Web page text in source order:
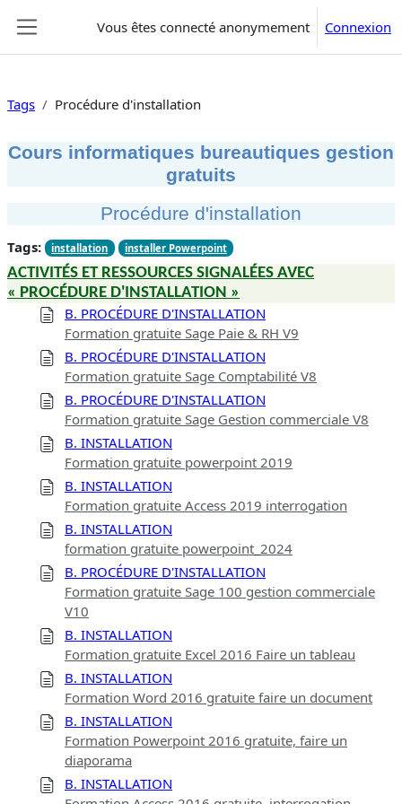
Vous êtes connecté anonymement Connexion
Tags Procédure d'installation
Cours informatiques bureautiques gestion
gratuits
Procédure d'installation
Tags: installation installer Powerpoint
ACTIVITÉS ET RESSOURCES SIGNALÉES AVEC
« PROCÉDURE D'INSTALLATION »
B. PROCÉDURE D'INSTALLATION
Formation gratuite Sage Paie & RH V9
B. PROCÉDURE D'INSTALLATION
Formation gratuite Sage Comptabilité V8
B. PROCÉDURE D'INSTALLATION
Formation gratuite Sage Gestion commerciale V8
B. INSTALLATION
Formation gratuite powerpoint 2019
B. INSTALLATION
Formation gratuite Access 2019 interrogation
B. INSTALLATION
formation gratuite powerpoint_2024
B. PROCÉDURE D'INSTALLATION
Formation gratuite Sage 100 gestion commerciale
V10
B. INSTALLATION
Formation gratuite Excel 2016 Faire un tableau
B. INSTALLATION
Formation Word 2016 gratuite faire un document
B. INSTALLATION
Formation Powerpoint 2016 gratuite, faire un
diaporama
B. INSTALLATION